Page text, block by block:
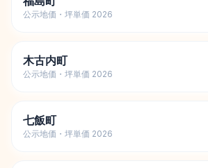
公示地価・坪単価 2026
木古内町
公示地価・坪単価 2026
七飯町
公示地価・坪単価 2026